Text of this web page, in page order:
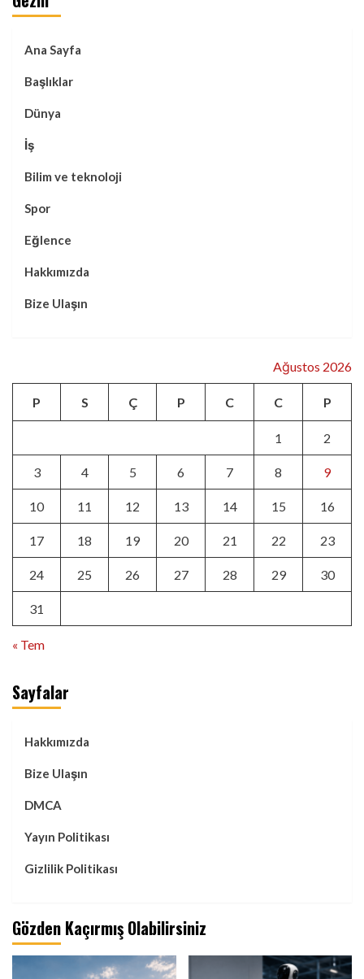
Ana Sayfa
Başlıklar
Dünya
İş
Bilim ve teknoloji
Spor
Eğlence
Hakkımızda
Bize Ulaşın
Ağustos 2026
P S Ç P C C P
1 2
3 4 5 6 7 8 9
10 11 12 13 14 15 16
17 18 19 20 21 22 23
24 25 26 27 28 29 30
31
« Tem
Sayfalar
Hakkımızda
Bize Ulaşın
DMCA
Yayın Politikası
Gizlilik Politikası
Gözden Kaçırmış Olabilirsiniz